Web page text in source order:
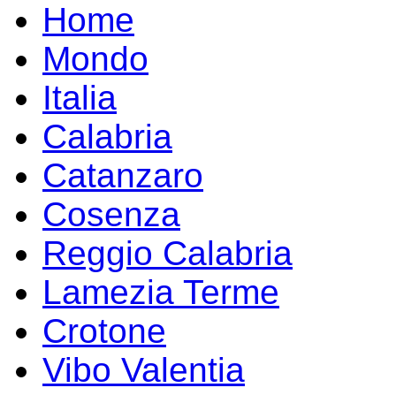
Home
Mondo
Italia
Calabria
Catanzaro
Cosenza
Reggio Calabria
Lamezia Terme
Crotone
Vibo Valentia